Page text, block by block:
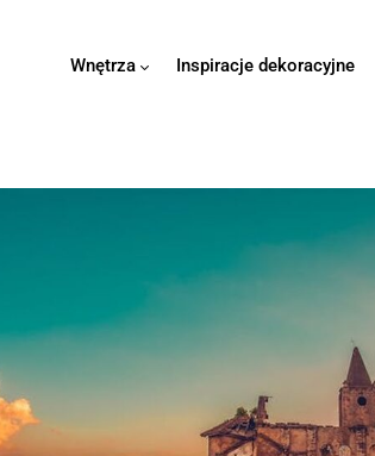
Wnętrza Inspiracje dekoracyjne